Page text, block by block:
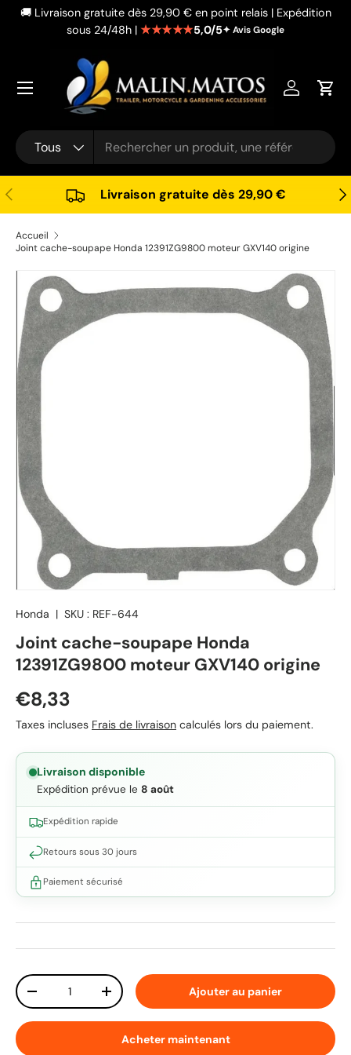
Aller au contenu
🚚 Livraison gratuite dès 29,90 € en point relais | Expédition
sous 24/48h | ★★★★★5,0/5✦ Avis Google
Recherche
Type de produit
Tous
Se
Précédent Livraison gratuite dès 29,90 €
Accueil
Joint cache-soupape Honda 12391ZG9800 moteur GXV140 origine
Passer aux informations produits
Honda | SKU : REF-644
Joint cache-soupape Honda
12391ZG9800 moteur GXV140 origine
Prix habituel
€8,33
Taxes incluses Frais de livraison calculés lors du paiement.
Livraison disponible
Expédition prévue le 8 août
Expédition rapide
Retours sous 30 jours
Paiement sécurisé
Qté
Diminuer la quantitéAugmenter la quantitéAjouter au panier
Acheter maintenant